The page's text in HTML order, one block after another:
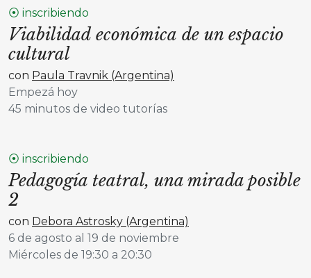
⦿ inscribiendo
Viabilidad económica de un espacio
cultural
con Paula Travnik (Argentina)
Empezá hoy
45 minutos de video tutorías
⦿ inscribiendo
Pedagogía teatral, una mirada posible
2
con Debora Astrosky (Argentina)
6 de agosto al 19 de noviembre
Miércoles de 19:30 a 20:30